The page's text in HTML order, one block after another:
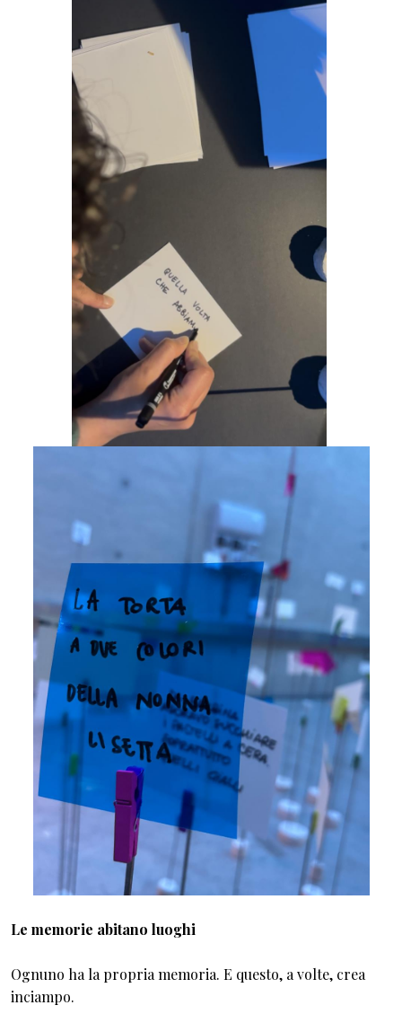
Le memorie abitano luoghi
Ognuno ha la propria memoria. E questo, a volte, crea
inciampo.